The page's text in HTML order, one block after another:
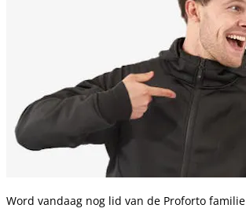
Word vandaag nog lid van de Proforto familie